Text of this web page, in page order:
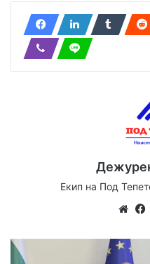
Екип на Под